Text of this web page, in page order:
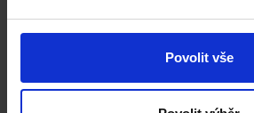
Povolit vše
Cultural and Arts Management MA